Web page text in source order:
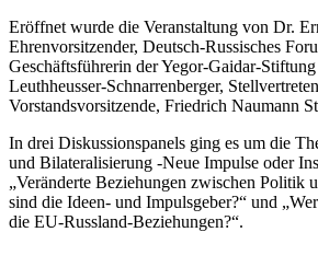
Eröffnet wurde die Veranstaltung von Dr.
Ehrenvorsitzender, Deutsch-Russisches
Geschäftsführerin der Yegor-Gaidar-
Leuthheusser-Schnarrenberger,
Vorstandsvorsitzende, Friedrich Naumann
In drei Diskussionspanels ging es um die
und Bilateralisierung -Neue Impulse oder
„Veränderte Beziehungen zwischen Politik
sind die Ideen- und Impulsgeber?“ und
die EU-Russland-Beziehungen?“.